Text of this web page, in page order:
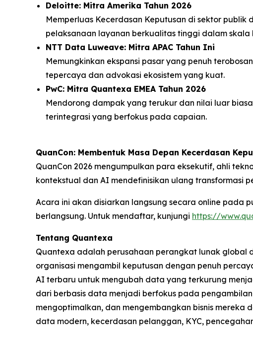
Deloitte: Mitra Amerika Tahun 2026
Memperluas Kecerdasan Keputusan di sektor
pelaksanaan layanan berkualitas tinggi dalam skala
NTT Data Luweave: Mitra APAC Tahun Ini
Memungkinkan ekspansi pasar yang penuh
tepercaya dan advokasi ekosistem yang kuat.
PwC: Mitra Quantexa EMEA Tahun 2026
Mendorong dampak yang terukur dan nilai luar
terintegrasi yang berfokus pada capaian.
QuanCon: Membentuk Masa Depan Kecerdasan
QuanCon 2026 mengumpulkan para eksekutif, ahli
kontekstual dan AI mendefinisikan ulang transformasi
Acara ini akan disiarkan langsung secara online pada
berlangsung. Untuk mendaftar, kunjungi https://
Tentang Quantexa
Quantexa adalah perusahaan perangkat lunak global
organisasi mengambil keputusan dengan penuh
AI terbaru untuk mengubah data yang terkurung
dari berbasis data menjadi berfokus pada
mengoptimalkan, dan mengembangkan bisnis mereka
data modern, kecerdasan pelanggan, KYC,